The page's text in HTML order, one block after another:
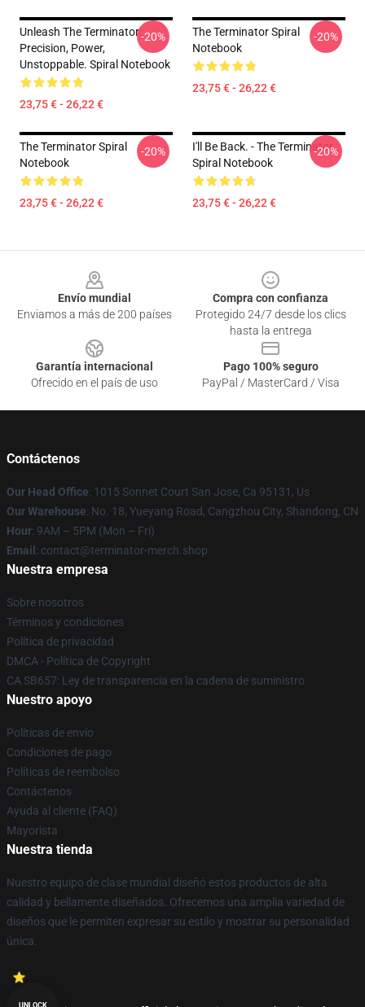
Unleash The Terminator:
Precision, Power,
Unstoppable. Spiral Notebook
23,75 € - 26,22 €
-20%
The Terminator Spiral
Notebook
23,75 € - 26,22 €
-20%
The Terminator Spiral
Notebook
23,75 € - 26,22 €
-20%
I'll Be Back. - The Terminator
Spiral Notebook
23,75 € - 26,22 €
-20%
Envío mundial
Enviamos a más de 200 países
Compra con confianza
Protegido 24/7 desde los clics
hasta la entrega
Garantía internacional
Ofrecido en el país de uso
Pago 100% seguro
PayPal / MasterCard / Visa
Contáctenos
Our Head Office: 1015 Sonnet Court San Jose, Ca 95131, Us
Our Warehouse: No. 18, Yueyang Road, Cangzhou City, Shandong, CN
Hour: 9AM – 5PM (Mon – Fri)
Email : contact@terminator-merch.shop
Nuestra empresa
Sobre nosotros
Términos y condiciones
Política de privacidad
DMCA - Política de Copyright
CA SB657: Ley de transparencia en la cadena de suministro
Nuestro apoyo
Políticas de envío
Condiciones de pago
Políticas de reembolso
Contáctenos
Ayuda al cliente (FAQ)
Mayorista
Nuestra tienda
Nuestro equipo de clase mundial diseñó estos productos de alta
calidad y bellamente diseñados. Ofrecemos una amplia variedad de
diseños que le permiten expresar su estilo y mostrar su personalidad
única.
UNLOCK